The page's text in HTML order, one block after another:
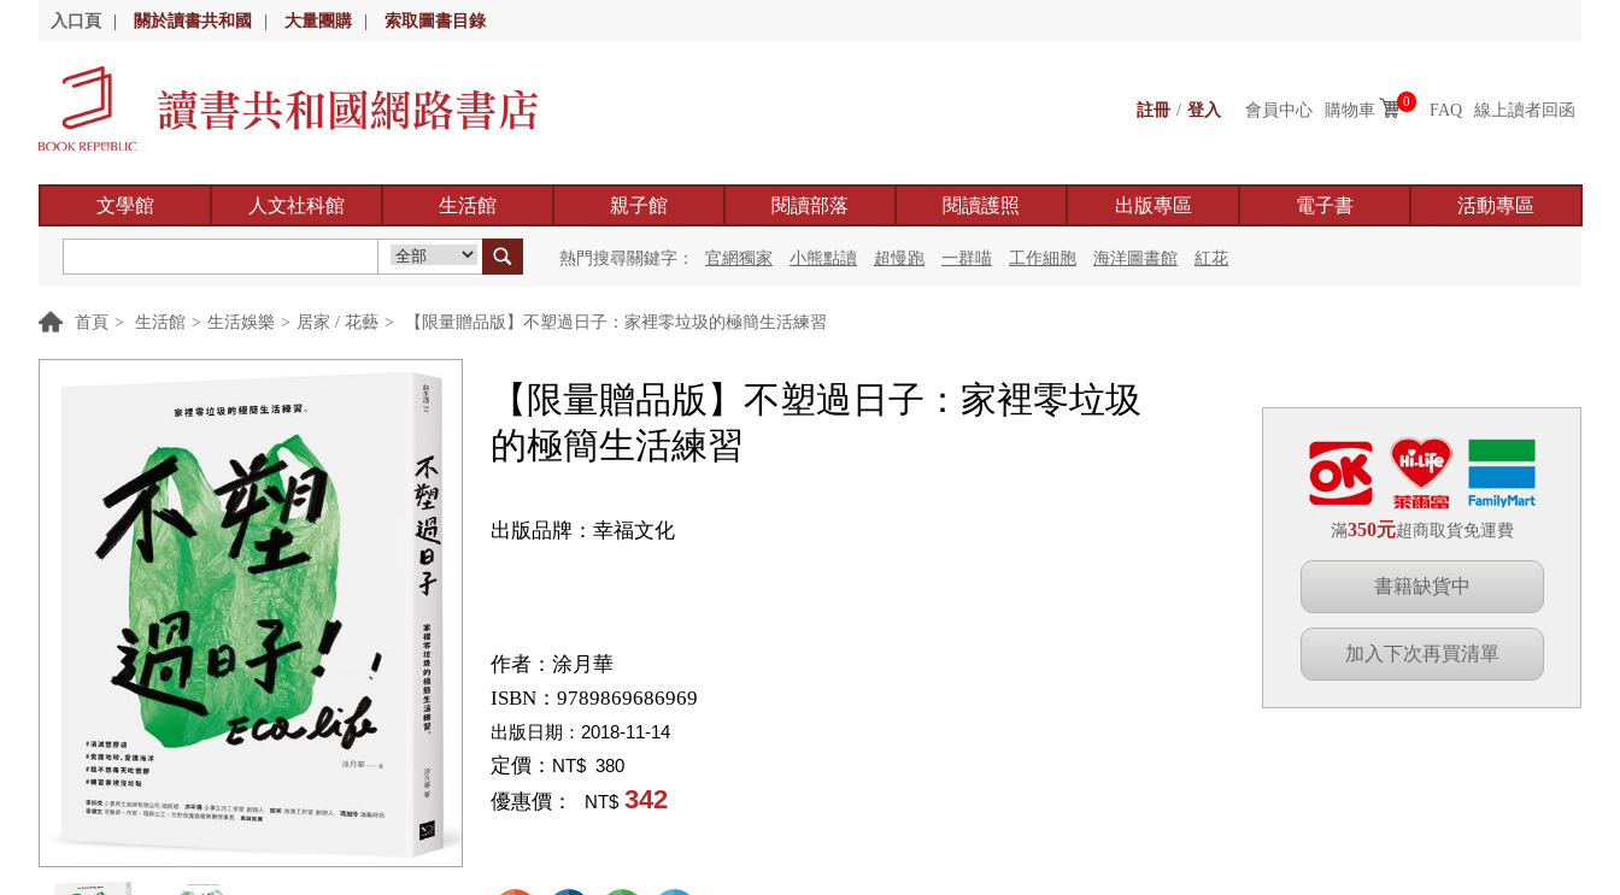
入口頁 關於讀書共和國 大量團購 索取圖書目錄
註冊 / 登入 會員中心 購物車 0 FAQ 線上讀者回函
文學館 人文社科館 生活館 親子館 閱讀部落 閱讀護照 出版專區 電子書 活動專區
熱門搜尋關鍵字： 官網獨家 小熊點讀 超慢跑 一群喵 工作細胞 海洋圖書館 紅花
首頁 > 生活館 > 生活娛樂 > 居家 / 花藝 > 【限量贈品版】不塑過日子：家裡零垃圾的極簡生活練習
【限量贈品版】不塑過日子：家裡零垃圾
的極簡生活練習
出版品牌：幸福文化
作者： 涂月華
ISBN：9789869686969
出版日期： 2018-11-14
定價： NT$ 380
優惠價： NT$ 342
滿350元超商取貨免運費
書籍缺貨中
加入下次再買清單